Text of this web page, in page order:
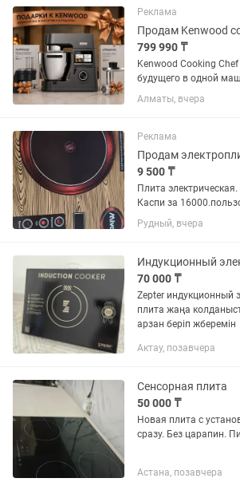
Реклама
799 990 ₸
Kenwood Cooking
будущего в одной машине
Cooking Chef XL — это
машина нового
планетарного
плиты....
Алматы, вчера
Реклама
Продам
9 500 ₸
Плита
Каспи за
несколько раз.
Написано, что
Рудный, вчера
70 000 ₸
Zepter индукционный
плита жаңа
арзан беріп жберемін
Актау, позавчера
Сенсорная плита
50 000 ₸
Новая плита с
сразу. Без царапин.
Астана, позавчера